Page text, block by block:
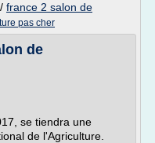
/ france 2 salon de
pas cher
de
se tiendra une
de l'Agriculture.